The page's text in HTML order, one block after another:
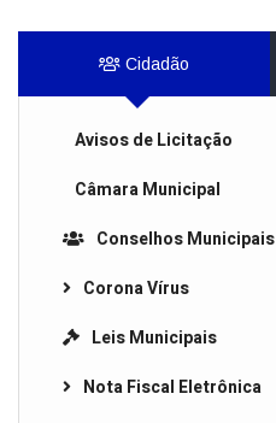
Cidadão
Avisos de Licitação
Câmara Municipal
Conselhos Municipais
Corona Vírus
Leis Municipais
Nota Fiscal Eletrônica